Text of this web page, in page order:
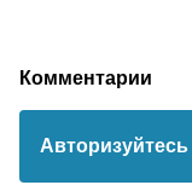
Комментарии
Авторизуйтесь